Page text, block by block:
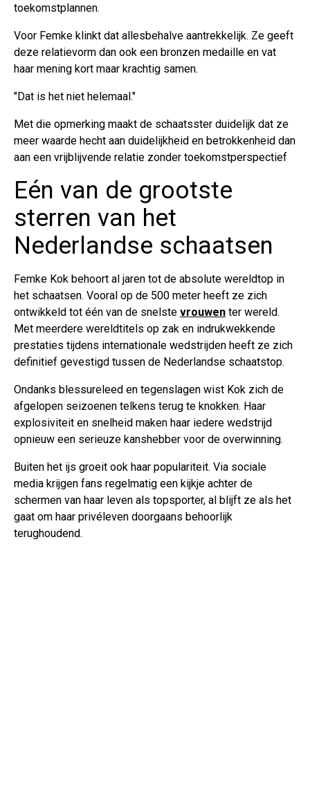
toekomstplannen.
Voor Femke klinkt dat allesbehalve aantrekkelijk. Ze geeft
deze relatievorm dan ook een bronzen medaille en vat
haar mening kort maar krachtig samen.
"Dat is het niet helemaal."
Met die opmerking maakt de schaatsster duidelijk dat ze
meer waarde hecht aan duidelijkheid en betrokkenheid dan
aan een vrijblijvende relatie zonder toekomstperspectief
Eén van de grootste
sterren van het
Nederlandse schaatsen
Femke Kok behoort al jaren tot de absolute wereldtop in
het schaatsen. Vooral op de 500 meter heeft ze zich
ontwikkeld tot één van de snelste vrouwen ter wereld.
Met meerdere wereldtitels op zak en indrukwekkende
prestaties tijdens internationale wedstrijden heeft ze zich
definitief gevestigd tussen de Nederlandse schaatstop.
Ondanks blessureleed en tegenslagen wist Kok zich de
afgelopen seizoenen telkens terug te knokken. Haar
explosiviteit en snelheid maken haar iedere wedstrijd
opnieuw een serieuze kanshebber voor de overwinning.
Buiten het ijs groeit ook haar populariteit. Via sociale
media krijgen fans regelmatig een kijkje achter de
schermen van haar leven als topsporter, al blijft ze als het
gaat om haar privéleven doorgaans behoorlijk
terughoudend.